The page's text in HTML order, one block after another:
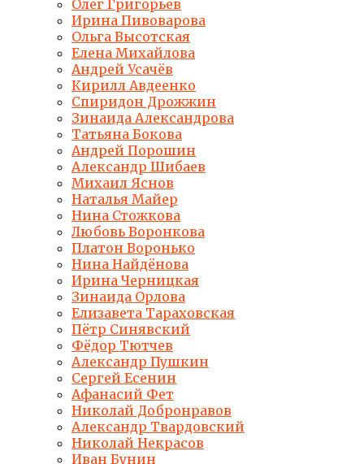
Олег Григорьев
Ирина Пивоварова
Ольга Высотская
Елена Михайлова
Андрей Усачёв
Кирилл Авдеенко
Спиридон Дрожжин
Зинаида Александрова
Татьяна Бокова
Андрей Порошин
Александр Шибаев
Михаил Яснов
Наталья Майер
Нина Стожкова
Любовь Воронкова
Платон Воронько
Нина Найдёнова
Ирина Черницкая
Зинаида Орлова
Елизавета Тараховская
Пётр Синявский
Фёдор Тютчев
Александр Пушкин
Сергей Есенин
Афанасий Фет
Николай Добронравов
Александр Твардовский
Николай Некрасов
Иван Бунин